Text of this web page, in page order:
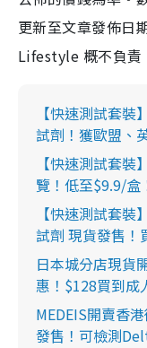
更新至文章發佈日
Lifestyle 概不負責
【快速測試套
試劑！獲歐盟、
【快速測試套
覽！低至$9.9/
【快速測試套
試劑 現貨發售！
日本城分店現貨
惠！$128買到成
MEDEIS開賣香
發售！可檢測